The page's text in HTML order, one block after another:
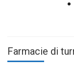
Farmacie di